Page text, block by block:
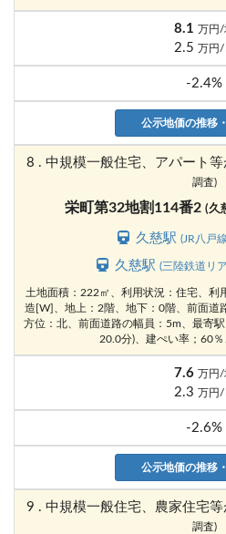
8.1 万円/
2.5 万円/
-2.4%
公示地価の推移
8 . 中規模一般住宅、アパート
調査)
栄町第32地割114番2 (久
久慈駅(JR八戸
久慈駅 (三陸鉄道リ
土地面積：222㎡、利用状況：住宅、利
造[W]、地上：2階、地下：0階、前面道
方位：北、前面道路の幅員：5m、最寄
20.0分)、建ぺい率；60
7.6 万円/
2.3 万円/
-2.6%
公示地価の推移
9 . 中規模一般住宅、農家住宅
調査)